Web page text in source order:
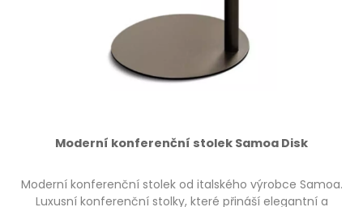
Moderní konferenční stolek Samoa Disk
Moderní konferenční stolek od italského výrobce Samoa.
Luxusní konferenční stolky, které přináší elegantní a